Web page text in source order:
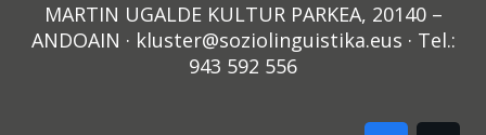
MARTIN UGALDE KULTUR PARKEA, 20140 –
ANDOAIN · kluster@soziolinguistika.eus · Tel.:
943 592 556